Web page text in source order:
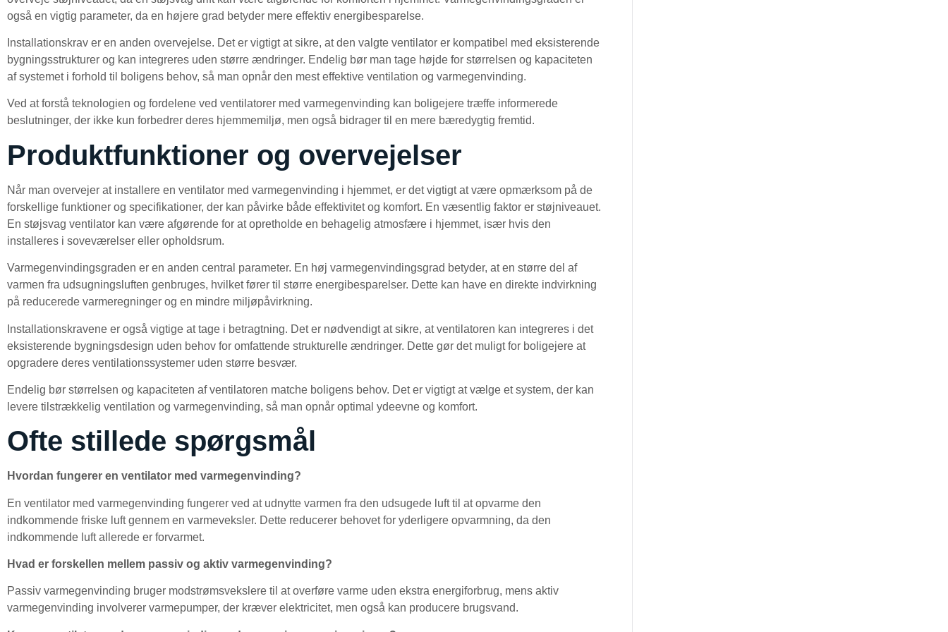
også en vigtig parameter, da en højere grad betyder mere effektiv energibesparelse.
Installationskrav er en anden overvejelse. Det er vigtigt at sikre, at den valgte ventilator er kompatibel med eksisterende
bygningsstrukturer og kan integreres uden større ændringer. Endelig bør man tage højde for størrelsen og kapaciteten
af systemet i forhold til boligens behov, så man opnår den mest effektive ventilation og varmegenvinding.
Ved at forstå teknologien og fordelene ved ventilatorer med varmegenvinding kan boligejere træffe informerede
beslutninger, der ikke kun forbedrer deres hjemmemiljø, men også bidrager til en mere bæredygtig fremtid.
Produktfunktioner og overvejelser
Når man overvejer at installere en ventilator med varmegenvinding i hjemmet, er det vigtigt at være opmærksom på de
forskellige funktioner og specifikationer, der kan påvirke både effektivitet og komfort. En væsentlig faktor er støjniveauet.
En støjsvag ventilator kan være afgørende for at opretholde en behagelig atmosfære i hjemmet, især hvis den
installeres i soveværelser eller opholdsrum.
Varmegenvindingsgraden er en anden central parameter. En høj varmegenvindingsgrad betyder, at en større del af
varmen fra udsugningsluften genbruges, hvilket fører til større energibesparelser. Dette kan have en direkte indvirkning
på reducerede varmeregninger og en mindre miljøpåvirkning.
Installationskravene er også vigtige at tage i betragtning. Det er nødvendigt at sikre, at ventilatoren kan integreres i det
eksisterende bygningsdesign uden behov for omfattende strukturelle ændringer. Dette gør det muligt for boligejere at
opgradere deres ventilationssystemer uden større besvær.
Endelig bør størrelsen og kapaciteten af ventilatoren matche boligens behov. Det er vigtigt at vælge et system, der kan
levere tilstrækkelig ventilation og varmegenvinding, så man opnår optimal ydeevne og komfort.
Ofte stillede spørgsmål
Hvordan fungerer en ventilator med varmegenvinding?
En ventilator med varmegenvinding fungerer ved at udnytte varmen fra den udsugede luft til at opvarme den
indkommende friske luft gennem en varmeveksler. Dette reducerer behovet for yderligere opvarmning, da den
indkommende luft allerede er forvarmet.
Hvad er forskellen mellem passiv og aktiv varmegenvinding?
Passiv varmegenvinding bruger modstrømsvekslere til at overføre varme uden ekstra energiforbrug, mens aktiv
varmegenvinding involverer varmepumper, der kræver elektricitet, men også kan producere brugsvand.